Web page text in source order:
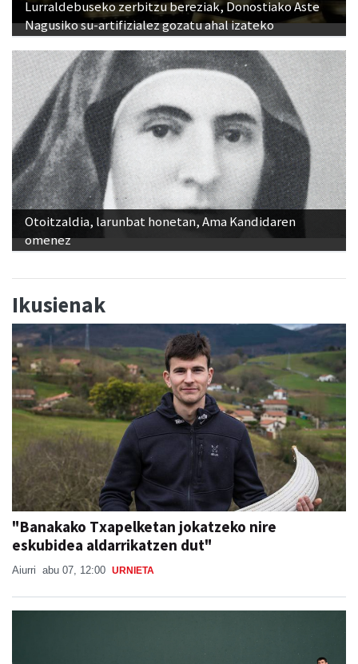
Otoitzaldia, larunbat honetan, Ama Kandidaren
omenez
"Banakako Txapelketan jokatzeko nire
eskubidea aldarrikatzen dut"
Aiurri abu 07, 12:00 URNIETA